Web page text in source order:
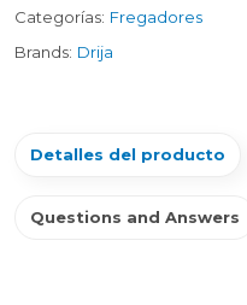
Categorías: Fregadores
Brands: Drija
Detalles del producto
Questions and Answers